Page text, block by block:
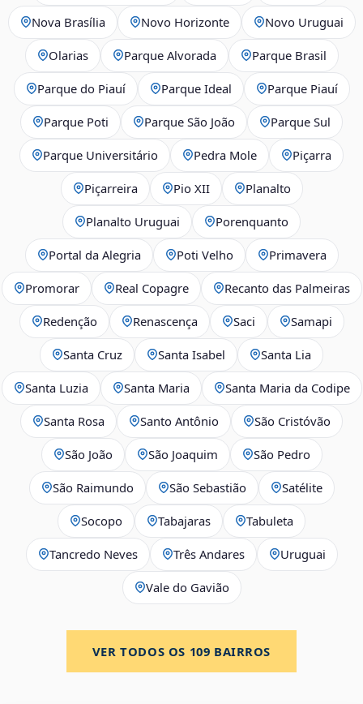
Nova Brasília Novo Horizonte Novo Uruguai
Olarias Parque Alvorada Parque Brasil
Parque do Piauí Parque Ideal Parque Piauí
Parque Poti Parque São João Parque Sul
Parque Universitário Pedra Mole Piçarra
Piçarreira Pio XII Planalto
Planalto Uruguai Porenquanto
Portal da Alegria Poti Velho Primavera
Promorar Real Copagre Recanto das Palmeiras
Redenção Renascença Saci Samapi
Santa Cruz Santa Isabel Santa Lia
Santa Luzia Santa Maria Santa Maria da Codipe
Santa Rosa Santo Antônio São Cristóvão
São João São Joaquim São Pedro
São Raimundo São Sebastião Satélite
Socopo Tabajaras Tabuleta
Tancredo Neves Três Andares Uruguai
Vale do Gavião
VER TODOS OS 109 BAIRROS